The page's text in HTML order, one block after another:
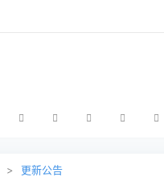
> 更新公告